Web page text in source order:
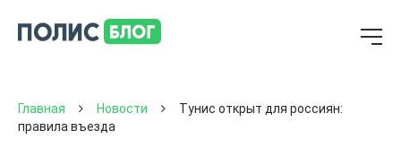
Главная Новости
Тунис открыт для россиян:
правила въезда